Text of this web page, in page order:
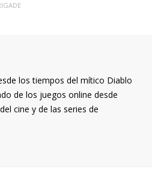
los tiempos del mítico Diablo
de los juegos online desde
cine y de las series de